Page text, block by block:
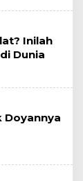
Inilah
Dunia
Doyannya